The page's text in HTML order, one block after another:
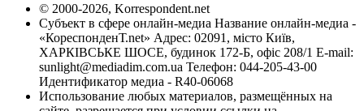
© 2000-2026, Korrespondent.net
Субъект в сфере онлайн-медиа Название онлайн-медиа -
«КореспонденТ.net» Адрес: 02091, місто Київ,
ХАРКІВСЬКЕ ШОСЕ, будинок 172-Б, офіс 208/1 E-mail:
sunlight@mediadim.com.ua Телефон: 044-205-43-00
Идентификатор медиа - R40-06068
Использование любых материалов, размещённых на